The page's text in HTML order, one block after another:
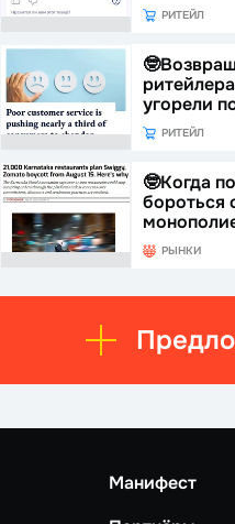
РИТЕЙЛ
угорели
РИТЕЙЛ
🤓Когда
бороться
РЫНКИ
Манифест